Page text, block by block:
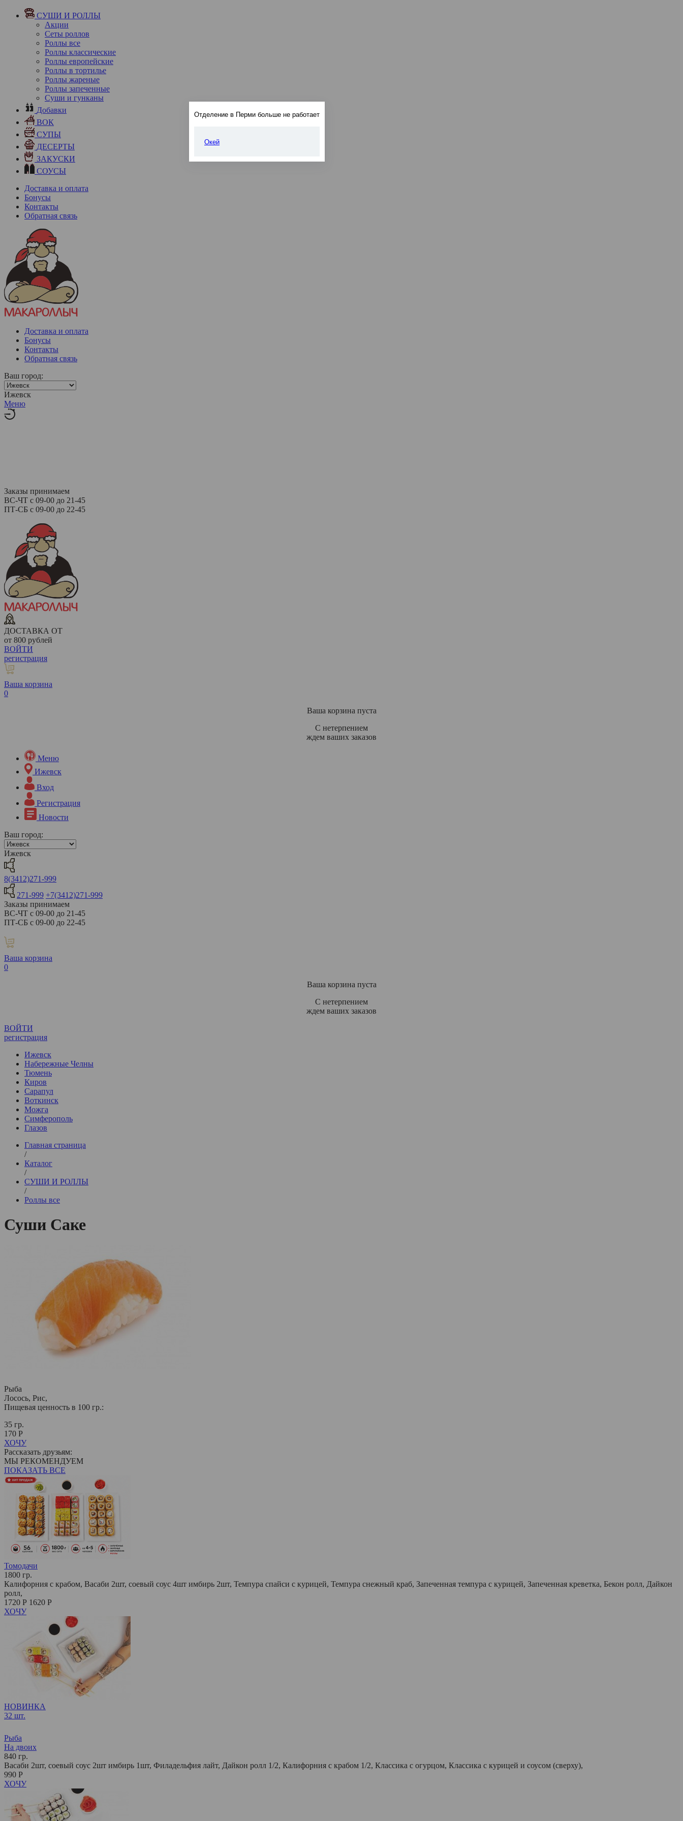
СУШИ И РОЛЛЫ
Акции
Сеты роллов
Роллы все
Роллы классические
Роллы европейские
Роллы в тортилье
Роллы жареные
Роллы запеченные
Суши и гунканы
Добавки
ВОК
СУПЫ
ДЕСЕРТЫ
ЗАКУСКИ
СОУСЫ
Доставка и оплата
Бонусы
Контакты
Обратная связь
Доставка и оплата
Бонусы
Контакты
Обратная связь
Ваш город:
Ижевск
Меню
Заказы принимаем
ВС-ЧТ с 09-00 до 21-45
ПТ-СБ с 09-00 до 22-45
ДОСТАВКА ОТ
от 800 рублей
ВОЙТИ
регистрация
Ваша корзина
0
Ваша корзина пуста
С нетерпением
ждем ваших заказов
Меню
Ижевск
Вход
Регистрация
Новости
Ваш город:
Ижевск
8(3412)271-999
271-999 +7(3412)271-999
Заказы принимаем
ВС-ЧТ с 09-00 до 21-45
ПТ-СБ с 09-00 до 22-45
Ваша корзина
0
Ваша корзина пуста
С нетерпением
ждем ваших заказов
ВОЙТИ
регистрация
Ижевск
Набережные Челны
Тюмень
Киров
Сарапул
Воткинск
Можга
Симферополь
Глазов
Главная страница
/
Каталог
/
СУШИ И РОЛЛЫ
/
Роллы все
Суши Саке
Рыба
Лосось, Рис,
Пищевая ценность в 100 гр.:
35 гр.
170 Р
ХОЧУ
Рассказать друзьям:
МЫ РЕКОМЕНДУЕМ
ПОКАЗАТЬ ВСЕ
Томодачи
1800 гр.
Калифорния с крабом, Васаби 2шт, соевый соус 4шт имбирь 2шт, Темпура спайси с курицей, Темпура снежный краб, Запеченная темпура с курицей, Запеченная креветка, Бекон ролл, Дайкон
ролл,
1720 Р 1620 Р
ХОЧУ
НОВИНКА
32 шт.
Рыба
На двоих
840 гр.
Васаби 2шт, соевый соус 2шт имбирь 1шт, Филадельфия лайт, Дайкон ролл 1/2, Калифорния с крабом 1/2, Классика с огурцом, Классика с курицей и соусом (сверху),
990 Р
ХОЧУ
Отделение в Перми больше не работает
Окей